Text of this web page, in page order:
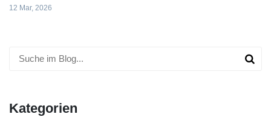
12 Mar, 2026
Kategorien